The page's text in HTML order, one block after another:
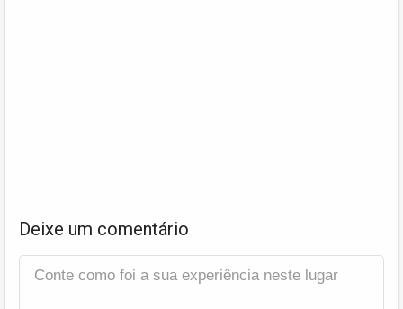
Deixe um comentário